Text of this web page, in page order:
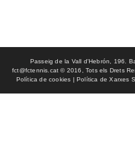
Passeig de la Vall d'Hebrón, 196.
fct@fctennis.cat © 2016, Tots els Drets
Política de cookies | Política de Xarxes